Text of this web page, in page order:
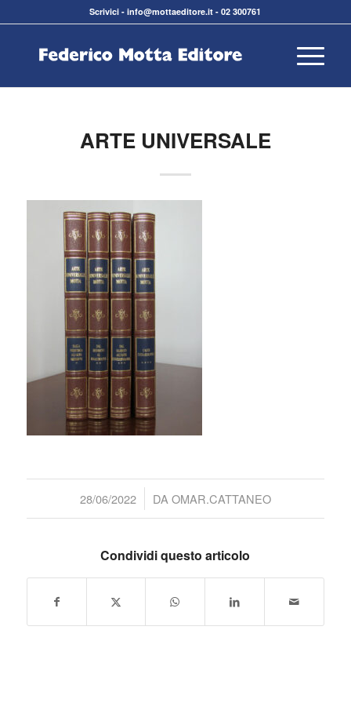
Scrivici -info@mottaeditore.it -02 300761
ARTE UNIVERSALE
28/06/2022
/ DA OMAR.CATTANEO
Condividi questo articolo